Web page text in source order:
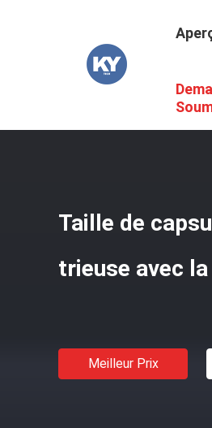
/ Produits Trieuse
Taille de
trieuse avec
Meilleur Prix